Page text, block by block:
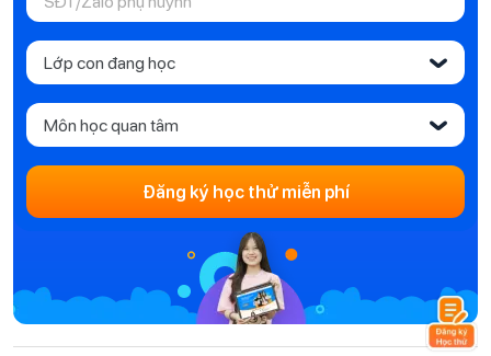
Lớp con đang học ‹
Môn học quan tâm ‹
Đăng ký học thử miễn phí